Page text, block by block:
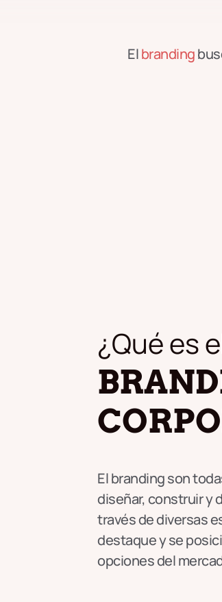
Elbranding
¿Qué es
El branding son
diseñar, construir y
través de diversas
destaque y se
opciones del